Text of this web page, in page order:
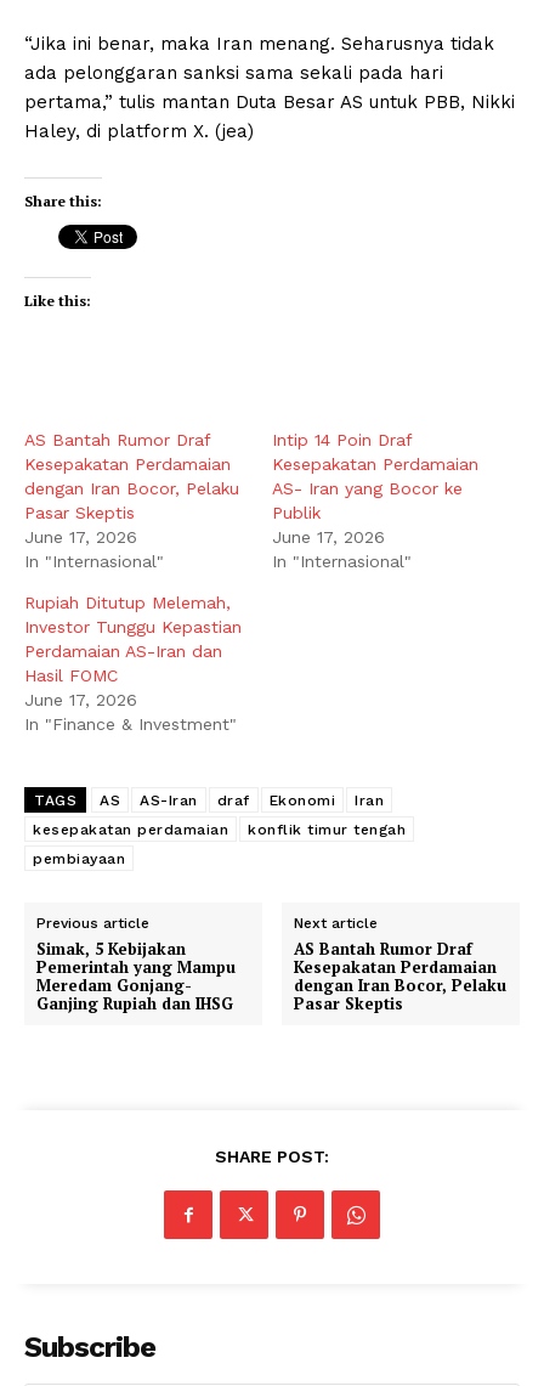
“Jika ini benar, maka Iran menang. Seharusnya tidak
ada pelonggaran sanksi sama sekali pada hari
pertama,” tulis mantan Duta Besar AS untuk PBB, Nikki
Haley, di platform X. (jea)
Share this:
Like this:
AS Bantah Rumor Draf
Kesepakatan Perdamaian
dengan Iran Bocor, Pelaku
Pasar Skeptis
June 17, 2026
In "Internasional"
Intip 14 Poin Draf
Kesepakatan Perdamaian
AS- Iran yang Bocor ke
Publik
June 17, 2026
In "Internasional"
Rupiah Ditutup Melemah,
Investor Tunggu Kepastian
Perdamaian AS-Iran dan
Hasil FOMC
June 17, 2026
In "Finance & Investment"
TAGS AS AS-Iran draf Ekonomi
Iran
kesepakatan perdamaian
konflik timur tengah
pembiayaan
Previous article
Simak, 5 Kebijakan
Pemerintah yang Mampu
Meredam Gonjang-
Ganjing Rupiah dan IHSG
Next article
AS Bantah Rumor Draf
Kesepakatan Perdamaian
dengan Iran Bocor, Pelaku
Pasar Skeptis
SHARE POST:
Subscribe